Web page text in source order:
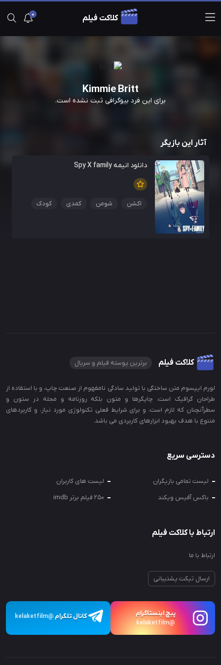
0 کلاکت فیلم
Kimmie Britt
برای این فرد بیوگرافی ثبت نشده است.
آثار این بازیگر
دانلود انیمه Spy X family
اکشن شومن کمدی کودک
کلاکت فیلم برترین پوسته فیلم و سریال
لورم ایپسوم متن ساختگی با تولید سادگی نامفهوم از صنعت چاپ، و با استفاده از
طراحان گرافیک است، چاپگرها و متون بلکه روزنامه و مجله در ستون و
سطرآنچنان که لازم است، و برای شرایط فعلی تکنولوژی مورد نیاز، و کاربردهای
متنوع با هدف بهبود ابزارهای کاربردی می باشد.
دسترسی سریع
لیست تمامی بازیگران
لیست های کاربران
باکس آفیس ویکند
250 فیلم برتر imdb
ارتباط با کلاکت فیلم
ارتباط با ما
ارسال تیکت پشتیبانی
پیچ اینستاگرام
@kelaketfilm
کانال تلگرام @kelaketfilm